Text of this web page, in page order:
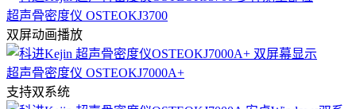
超声骨密度仪 OSTEOKJ3700
双屏动画播放
超声骨密度仪 OSTEOKJ7000A+
支持双系统